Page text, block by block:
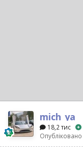
mich_ya
18,2 тис
Опубліковано